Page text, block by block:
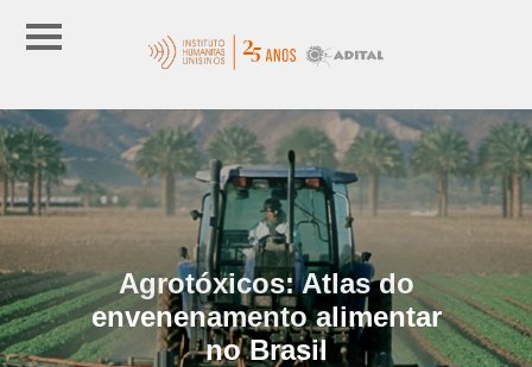
Agrotóxicos: Atlas do
envenenamento alimentar
no Brasil